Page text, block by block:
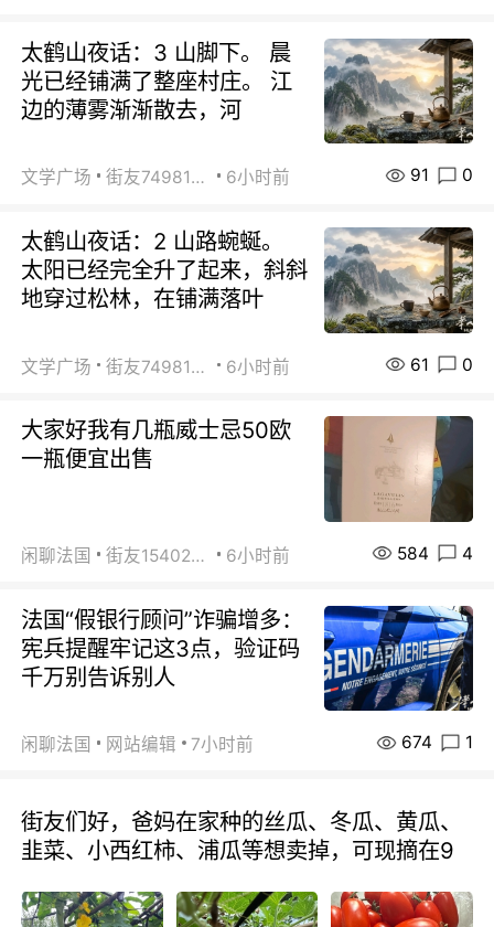
太鹤山夜话：3 山脚下。 晨
光已经铺满了整座村庄。 江
边的薄雾渐渐散去，河
文学广场 街友74981146 6小时前 91 0
太鹤山夜话：2 山路蜿蜒。
太阳已经完全升了起来，斜斜
地穿过松林，在铺满落叶
文学广场 街友74981146 6小时前 61 0
大家好我有几瓶威士忌50欧
一瓶便宜出售
闲聊法国 街友15402223 6小时前 584 4
法国“假银行顾问”诈骗增多：
宪兵提醒牢记这3点，验证码
千万别告诉别人
闲聊法国 网站编辑 7小时前 674 1
街友们好，爸妈在家种的丝瓜、冬瓜、黄瓜、
韭菜、小西红柿、浦瓜等想卖掉，可现摘在9